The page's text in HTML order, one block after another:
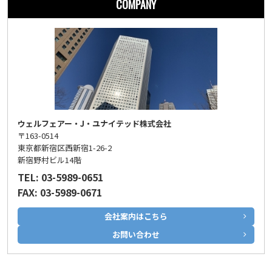
COMPANY
ウェルフェアー・J・ユナイテッド株式会社
〒163-0514
東京都新宿区西新宿1-26-2
新宿野村ビル14階
TEL: 03-5989-0651
FAX: 03-5989-0671
会社案内はこちら
お問い合わせ